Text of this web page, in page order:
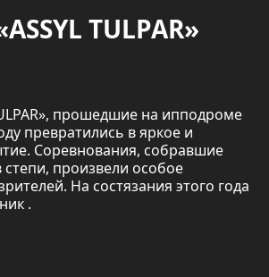
TULPAR»
прошедшие на ипподроме
превратились в яркое и
Соревнования, собравшие
степи, произвели особое
На состязания этого года
.